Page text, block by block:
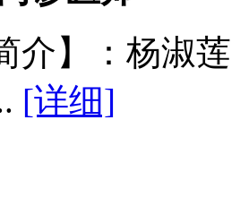
介】：杨淑
[详细]